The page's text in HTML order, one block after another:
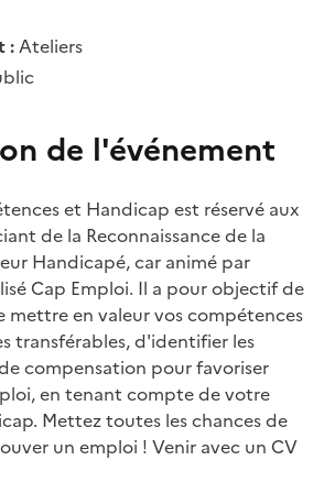
:Ateliers
de l'événement
et Handicap est réservé aux
de la Reconnaissance de la
Handicapé, car animé par
Cap Emploi. Il a pour objectif de
mettre en valeur vos compétences
transférables, d'identifier les
compensation pour favoriser
en tenant compte de votre
Mettez toutes les chances de
un emploi ! Venir avec un CV